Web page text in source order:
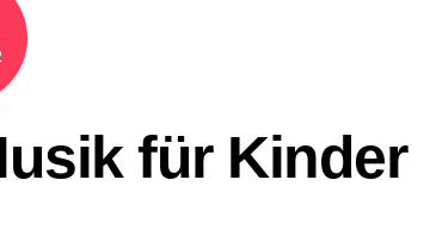
für Kinder